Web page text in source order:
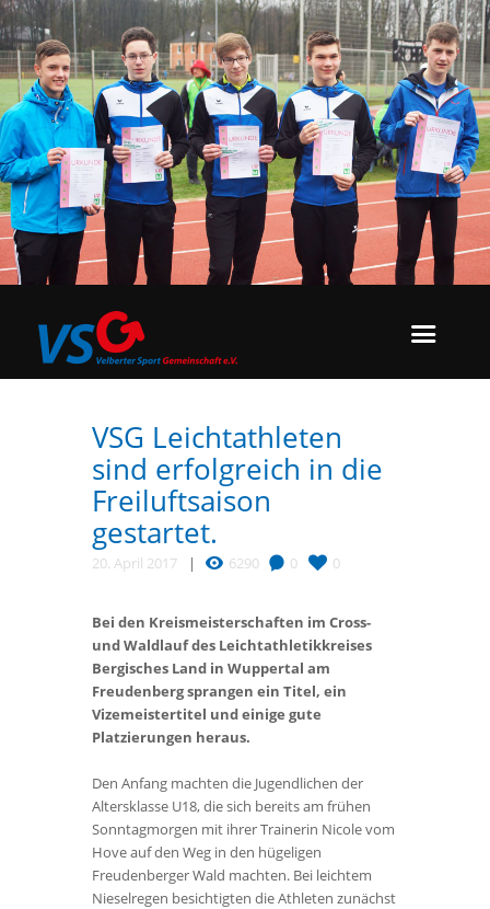
VSG Leichtathleten
sind erfolgreich in die
Freiluftsaison
gestartet.
20. April 2017 6290 0 0
Bei den Kreismeisterschaften im Cross-
und Waldlauf des Leichtathletikkreises
Bergisches Land in Wuppertal am
Freudenberg sprangen ein Titel, ein
Vizemeistertitel und einige gute
Platzierungen heraus.
Den Anfang machten die Jugendlichen der
Altersklasse U18, die sich bereits am frühen
Sonntagmorgen mit ihrer Trainerin Nicole vom
Hove auf den Weg in den hügeligen
Freudenberger Wald machten. Bei leichtem
Nieselregen besichtigten die Athleten zunächst